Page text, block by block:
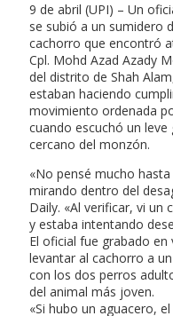
9 de abril (UPI) – Un
se subió a un sumidero
cachorro que encontró
Cpl. Mohd Azad Azady
del distrito de Shah
estaban haciendo
movimiento ordenada
cuando escuchó un
cercano del monzón.
«No pensé mucho
mirando dentro del
Daily. «Al verificar, vi un
y estaba intentando
El oficial fue grabado
levantar al cachorro a
con los dos perros
del animal más joven.
«Si hubo un aguacero,